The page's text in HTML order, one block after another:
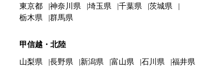
東京都 神奈川県 埼玉県 千葉県
茨城県
栃木県
群馬県
甲信越・北陸
山梨県 長野県 新潟県 富山県 石川県 福井県